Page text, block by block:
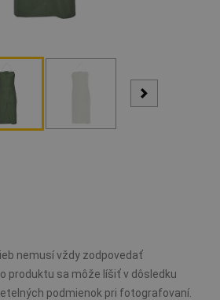
nemusí vždy zodpovedať
produktu sa môže líšiť v dôsledku
podmienok pri fotografovaní.